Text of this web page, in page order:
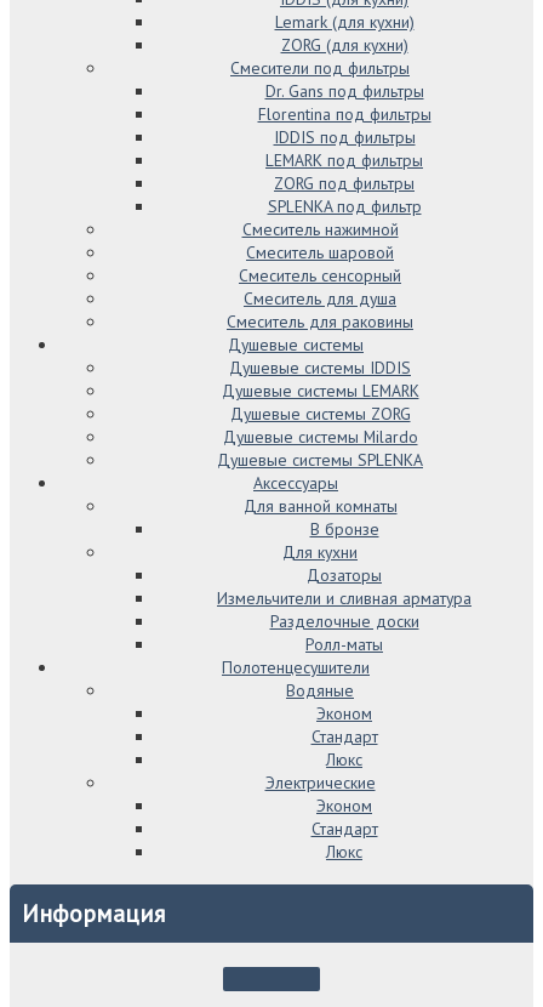
Lemark (для кухни)
ZORG (для кухни)
Смесители под фильтры
Dr. Gans под фильтры
Florentina под фильтры
IDDIS под фильтры
LEMARK под фильтры
ZORG под фильтры
SPLENKA под фильтр
Смеситель нажимной
Смеситель шаровой
Смеситель сенсорный
Смеситель для душа
Смеситель для раковины
Душевые системы
Душевые системы IDDIS
Душевые системы LEMARK
Душевые системы ZORG
Душевые системы Milardo
Душевые системы SPLENKA
Аксессуары
Для ванной комнаты
В бронзе
Для кухни
Дозаторы
Измельчители и сливная арматура
Разделочные доски
Ролл-маты
Полотенцесушители
Водяные
Эконом
Стандарт
Люкс
Электрические
Эконом
Стандарт
Люкс
Информация